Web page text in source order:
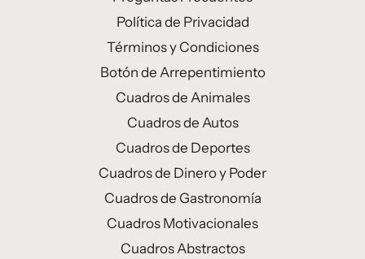
Política de Privacidad
Términos y Condiciones
Botón de Arrepentimiento
Cuadros de Animales
Cuadros de Autos
Cuadros de Deportes
Cuadros de Dinero y Poder
Cuadros de Gastronomía
Cuadros Motivacionales
Cuadros Abstractos